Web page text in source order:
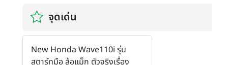
จุดเด่น
New Honda Wave110i รุ่น
สตาร์ทมือ ล้อแม็ก ตัวจริงเรื่อง